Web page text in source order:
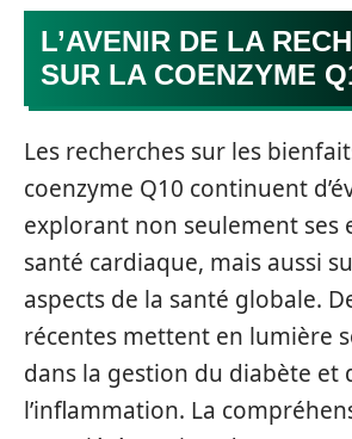
L’AVENIR DE LA
SUR LA COENZYME
Les recherches sur les
coenzyme Q10 continuent
explorant non seulement ses
santé cardiaque, mais aussi
aspects de la santé globale.
récentes mettent en lumière
dans la gestion du diabète et
l’inflammation. La